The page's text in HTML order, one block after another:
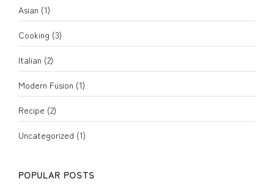
Asian (1)
Cooking (3)
Italian (2)
Modern Fusion (1)
Recipe (2)
Uncategorized (1)
POPULAR POSTS